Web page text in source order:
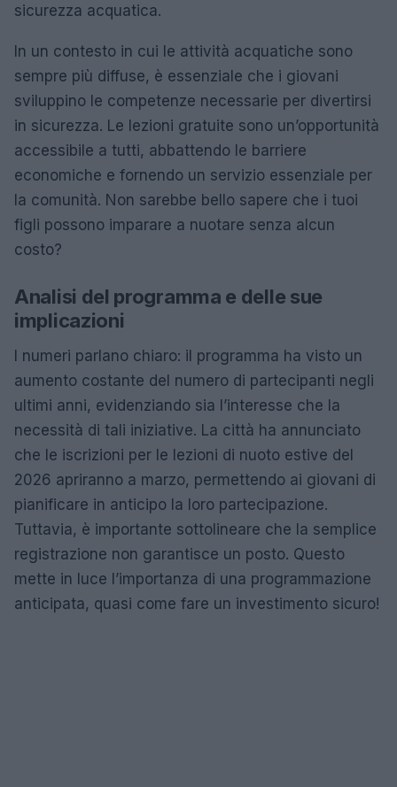
sicurezza acquatica.
In un contesto in cui le attività acquatiche sono
sempre più diffuse, è essenziale che i giovani
sviluppino le competenze necessarie per divertirsi
in sicurezza. Le lezioni gratuite sono un’opportunità
accessibile a tutti, abbattendo le barriere
economiche e fornendo un servizio essenziale per
la comunità. Non sarebbe bello sapere che i tuoi
figli possono imparare a nuotare senza alcun
costo?
Analisi del programma e delle sue
implicazioni
I numeri parlano chiaro: il programma ha visto un
aumento costante del numero di partecipanti negli
ultimi anni, evidenziando sia l’interesse che la
necessità di tali iniziative. La città ha annunciato
che le iscrizioni per le lezioni di nuoto estive del
2026 apriranno a marzo, permettendo ai giovani di
pianificare in anticipo la loro partecipazione.
Tuttavia, è importante sottolineare che la semplice
registrazione non garantisce un posto. Questo
mette in luce l’importanza di una programmazione
anticipata, quasi come fare un investimento sicuro!